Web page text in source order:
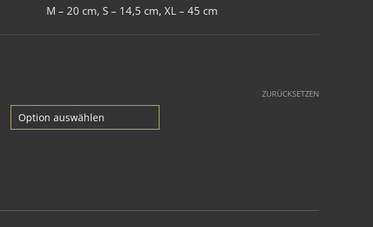
M – 20 cm, S – 14,5 cm, XL – 45 cm
ZURÜCKSETZEN